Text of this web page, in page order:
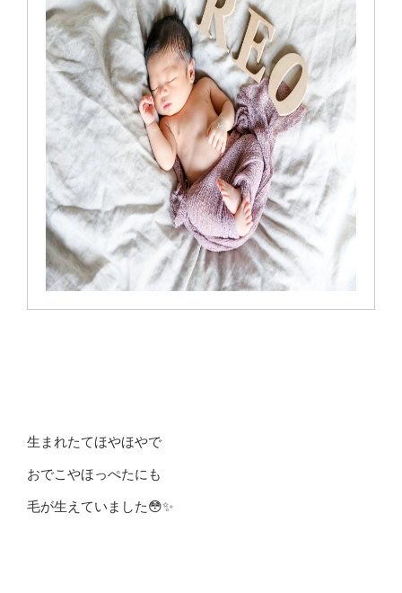
生まれたてほやほやで
おでこやほっぺたにも
毛が生えていました😳✨